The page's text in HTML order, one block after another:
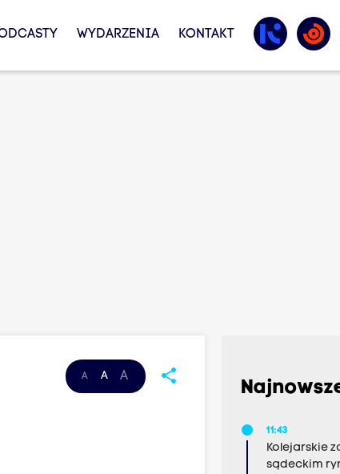
WYDARZENIA KONTAKT
A A A share
11:43
Kolejarskie
sądeckim